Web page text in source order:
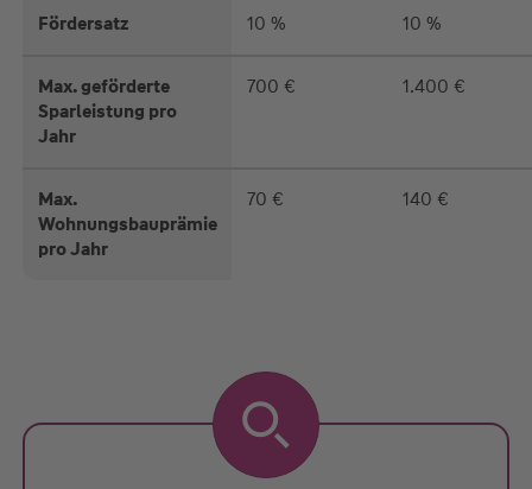
Fördersatz 10 % 10 %
Max. geförderte
Sparleistung pro
Jahr
700 € 1.400 €
Max.
Wohnungsbauprämie
pro Jahr
70 € 140 €